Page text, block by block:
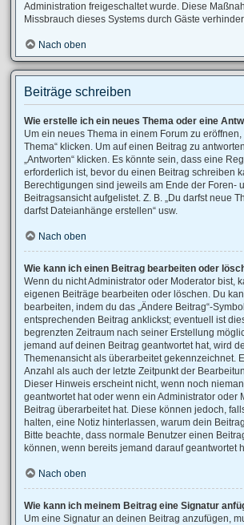
Administration freigeschaltet wurde. Diese
Missbrauch dieses Systems durch Gäste
Nach oben
Beiträge schreiben
Wie erstelle ich ein neues Thema oder eine
Um ein neues Thema in einem Forum zu eröffnen,
Thema“ klicken. Um auf einen Beitrag zu
„Antworten“ klicken. Es könnte sein, dass eine
erforderlich ist, bevor du einen Beitrag schreiben
Berechtigungen sind jeweils am Ende der Foren-
Beitragsansicht aufgelistet. Z. B. „Du darfst neue
darfst Dateianhänge erstellen“ usw.
Nach oben
Wie kann ich einen Beitrag bearbeiten oder
Wenn du nicht Administrator oder Moderator bist,
eigenen Beiträge bearbeiten oder löschen. Du
bearbeiten, indem du das „Ändere Beitrag“-
entsprechenden Beitrag anklickst; eventuell ist
begrenzten Zeitraum nach seiner Erstellung
jemand auf deinen Beitrag geantwortet hat, wird
Themenansicht als überarbeitet gekennzeichnet.
Anzahl als auch der letzte Zeitpunkt der
Dieser Hinweis erscheint nicht, wenn noch
geantwortet hat oder wenn ein Administrator oder
Beitrag überarbeitet hat. Diese können jedoch,
halten, eine Notiz hinterlassen, warum dein
Bitte beachte, dass normale Benutzer einen
können, wenn bereits jemand darauf geantwortet
Nach oben
Wie kann ich meinem Beitrag eine Signatur
Um eine Signatur an deinen Beitrag anzufügen,